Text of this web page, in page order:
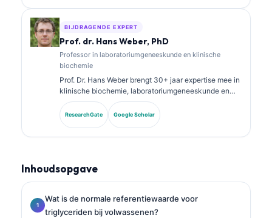
BIJDRAGENDE EXPERT
Prof. dr. Hans Weber, PhD
Professor in laboratoriumgeneeskunde en klinische
biochemie
Prof. Dr. Hans Weber brengt 30+ jaar expertise mee in
klinische biochemie, laboratoriumgeneeskunde en
biomarkeronderzoek. Voormalig president van de
Duitse Vereniging voor Klinische Chemie, hij is
gespecialiseerd in analyse van diagnostische panels,
ResearchGate Google Scholar
Inhoudsopgave
Wat is de normale referentiewaarde voor
triglyceriden bij volwassenen?